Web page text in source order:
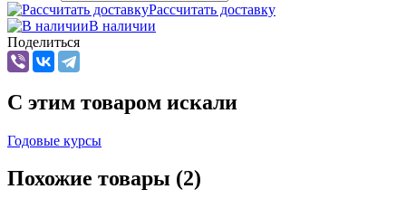
Рассчитать доставку
В наличии
Поделиться
C этим товаром искали
Годовые курсы
Похожие товары (2)